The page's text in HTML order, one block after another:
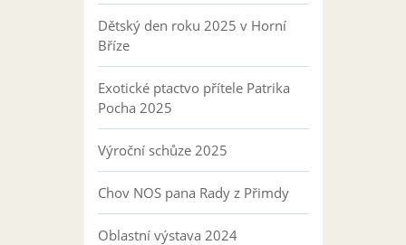
Dětský den roku 2025 v Horní
Bříze
Exotické ptactvo přítele Patrika
Pocha 2025
Výroční schůze 2025
Chov NOS pana Rady z Přimdy
Oblastní výstava 2024